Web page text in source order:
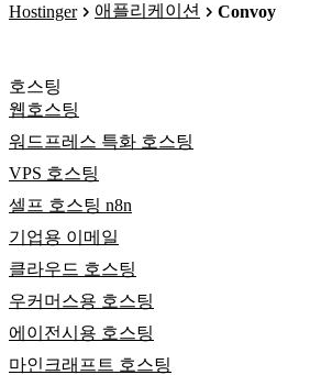
Hostinger 애플리케이션 Convoy
호스팅
웹호스팅
워드프레스 특화 호스팅
VPS 호스팅
셀프 호스팅 n8n
기업용 이메일
클라우드 호스팅
우커머스용 호스팅
에이전시용 호스팅
마인크래프트 호스팅